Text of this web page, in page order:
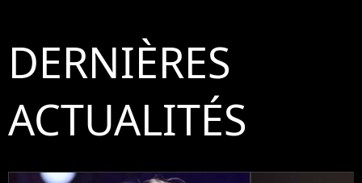
DERNIÈRES
ACTUALITÉS